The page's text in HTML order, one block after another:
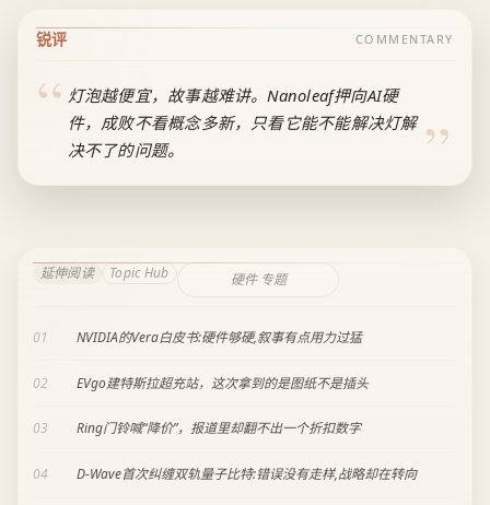
锐评 COMMENTARY
灯泡越便宜，故事越难讲。Nanoleaf押向AI硬
件，成败不看概念多新，只看它能不能解决灯解
决不了的问题。
延伸阅读 Topic Hub 硬件 专题
01 NVIDIA的Vera白皮书:硬件够硬,叙事有点用力过猛
02 EVgo建特斯拉超充站，这次拿到的是图纸不是插头
03 Ring门铃喊“降价”，报道里却翻不出一个折扣数字
04 D-Wave首次纠缠双轨量子比特:错误没有走样,战略却在转向